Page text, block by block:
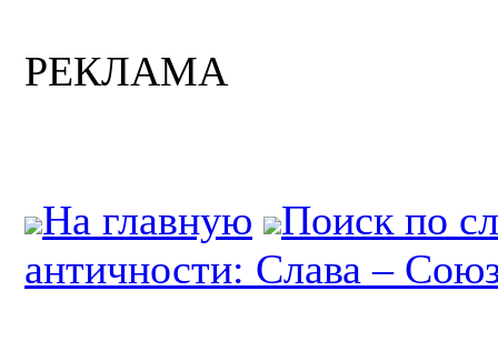
РЕКЛАМА
На главную
Поиск по
античности: Слава –